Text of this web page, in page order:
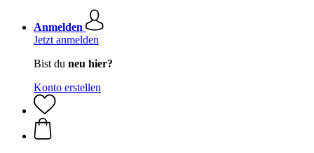
Anmelden
Jetzt anmelden
Bist du neu hier?
Konto erstellen